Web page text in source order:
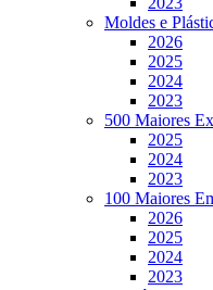
Moldes e
2026
2025
2024
2023
500 Maiores
2025
2024
2023
100 Maiores
2026
2025
2024
2023